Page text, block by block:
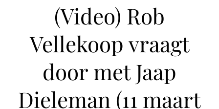
(Video) Rob
Vellekoop vraagt
door met Jaap
Dieleman (11 maart